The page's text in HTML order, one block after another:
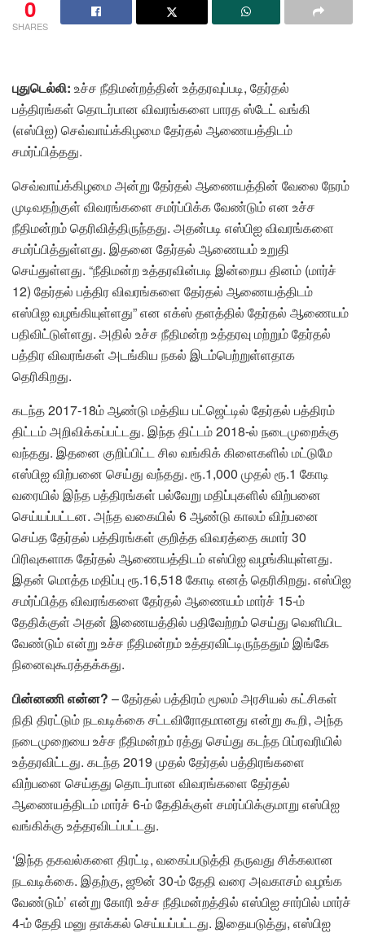
0
SHARES
புதுடெல்லி: உச்ச நீதிமன்றத்தின் உத்தரவுப்படி, தேர்தல்
பத்திரங்கள் தொடர்பான விவரங்களை பாரத ஸ்டேட் வங்கி
(எஸ்பிஐ) செவ்வாய்க்கிழமை தேர்தல் ஆணையத்திடம்
சமர்ப்பித்தது.
செவ்வாய்க்கிழமை அன்று தேர்தல் ஆணையத்தின் வேலை நேரம்
முடிவதற்குள் விவரங்களை சமர்ப்பிக்க வேண்டும் என உச்ச
நீதிமன்றம் தெரிவித்திருந்தது. அதன்படி எஸ்பிஐ விவரங்களை
சமர்ப்பித்துள்ளது. இதனை தேர்தல் ஆணையம் உறுதி
செய்துள்ளது. “நீதிமன்ற உத்தரவின்படி இன்றைய தினம் (மார்ச்
12) தேர்தல் பத்திர விவரங்களை தேர்தல் ஆணையத்திடம்
எஸ்பிஐ வழங்கியுள்ளது” என எக்ஸ் தளத்தில் தேர்தல் ஆணையம்
பதிவிட்டுள்ளது. அதில் உச்ச நீதிமன்ற உத்தரவு மற்றும் தேர்தல்
பத்திர விவரங்கள் அடங்கிய நகல் இடம்பெற்றுள்ளதாக
தெரிகிறது.
கடந்த 2017-18ம் ஆண்டு மத்திய பட்ஜெட்டில் தேர்தல் பத்திரம்
திட்டம் அறிவிக்கப்பட்டது. இந்த திட்டம் 2018-ல் நடைமுறைக்கு
வந்தது. இதனை குறிப்பிட்ட சில வங்கிக் கிளைகளில் மட்டுமே
எஸ்பிஐ விற்பனை செய்து வந்தது. ரூ.1,000 முதல் ரூ.1 கோடி
வரையில் இந்த பத்திரங்கள் பல்வேறு மதிப்புகளில் விற்பனை
செய்யப்பட்டன. அந்த வகையில் 6 ஆண்டு காலம் விற்பனை
செய்த தேர்தல் பத்திரங்கள் குறித்த விவரத்தை சுமார் 30
பிரிவுகளாக தேர்தல் ஆணையத்திடம் எஸ்பிஐ வழங்கியுள்ளது.
இதன் மொத்த மதிப்பு ரூ.16,518 கோடி எனத் தெரிகிறது. எஸ்பிஐ
சமர்ப்பித்த விவரங்களை தேர்தல் ஆணையம் மார்ச் 15-ம்
தேதிக்குள் அதன் இணையத்தில் பதிவேற்றம் செய்து வெளியிட
வேண்டும் என்று உச்ச நீதிமன்றம் உத்தரவிட்டிருந்ததும் இங்கே
நினைவுகூரத்தக்கது.
பின்னணி என்ன? – தேர்தல் பத்திரம் மூலம் அரசியல் கட்சிகள்
நிதி திரட்டும் நடவடிக்கை சட்டவிரோதமானது என்று கூறி, அந்த
நடைமுறையை உச்ச நீதிமன்றம் ரத்து செய்து கடந்த பிப்ரவரியில்
உத்தரவிட்டது. கடந்த 2019 முதல் தேர்தல் பத்திரங்களை
விற்பனை செய்தது தொடர்பான விவரங்களை தேர்தல்
ஆணையத்திடம் மார்ச் 6-ம் தேதிக்குள் சமர்ப்பிக்குமாறு எஸ்பிஐ
வங்கிக்கு உத்தரவிடப்பட்டது.
‘இந்த தகவல்களை திரட்டி, வகைப்படுத்தி தருவது சிக்கலான
நடவடிக்கை. இதற்கு, ஜூன் 30-ம் தேதி வரை அவகாசம் வழங்க
வேண்டும்’ என்று கோரி உச்ச நீதிமன்றத்தில் எஸ்பிஐ சார்பில் மார்ச்
4-ம் தேதி மனு தாக்கல் செய்யப்பட்டது. இதையடுத்து, எஸ்பிஐ